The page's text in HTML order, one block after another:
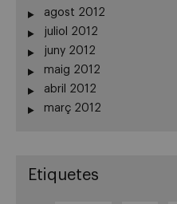
agost 2012
juliol 2012
juny 2012
maig 2012
abril 2012
març 2012
Etiquetes